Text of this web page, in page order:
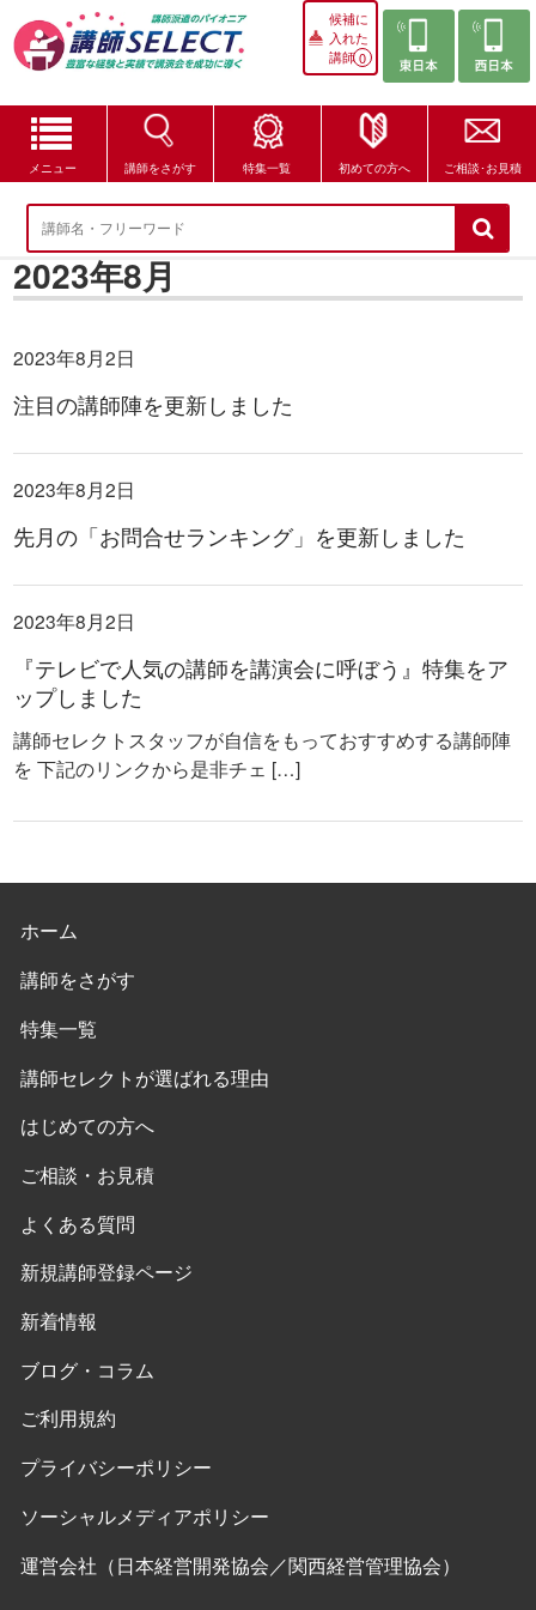
候補に
入れた
講師0
メニュー 講師をさがす 特集一覧 初めての方へ ご相談･お見積
講師をさがす
特集一覧
ブログ・コラム
はじめての方へ
ご相談・お見積
2023年8月
2023年8月2日
注目の講師陣を更新しました
2023年8月2日
先月の「お問合せランキング」を更新しました
2023年8月2日
『テレビで人気の講師を講演会に呼ぼう』特集をア
ップしました
講師セレクトスタッフが自信をもっておすすめする講師陣
を 下記のリンクから是非チェ […]
ホーム
講師をさがす
特集一覧
講師セレクトが選ばれる理由
はじめての方へ
ご相談・お見積
よくある質問
新規講師登録ページ
新着情報
ブログ・コラム
ご利用規約
プライバシーポリシー
ソーシャルメディアポリシー
運営会社（日本経営開発協会／関西経営管理協会）